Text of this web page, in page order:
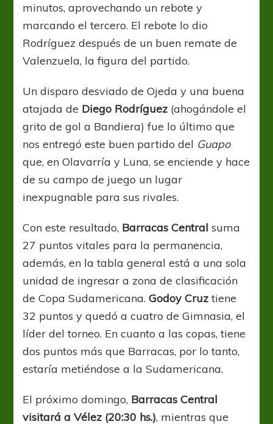
minutos, aprovechando un rebote y
marcando el tercero. El rebote lo dio
Rodríguez después de un buen remate de
Valenzuela, la figura del partido.
Un disparo desviado de Ojeda y una buena
atajada de Diego Rodríguez (ahogándole el
grito de gol a Bandiera) fue lo último que
nos entregó este buen partido del Guapo
que, en Olavarría y Luna, se enciende y hace
de su campo de juego un lugar
inexpugnable para sus rivales.
Con este resultado, Barracas Central suma
27 puntos vitales para la permanencia,
además, en la tabla general está a una sola
unidad de ingresar a zona de clasificación
de Copa Sudamericana.Godoy Cruz tiene
32 puntos y quedó a cuatro de Gimnasia, el
líder del torneo. En cuanto a las copas, tiene
dos puntos más que Barracas, por lo tanto,
estaría metiéndose a la Sudamericana.
El próximo domingo, Barracas Central
visitará a Vélez (20:30 hs.), mientras que